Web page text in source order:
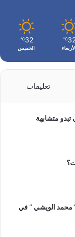
℃
32
℃
الخميس
تعليقات
متشابهة
محمد الويشي ” في